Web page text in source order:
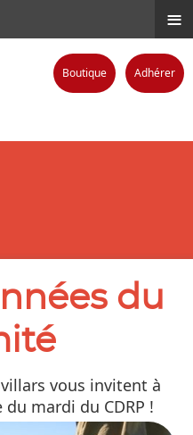
Boutique Adhérer
du
vous invitent à
mardi du CDRP !
≡